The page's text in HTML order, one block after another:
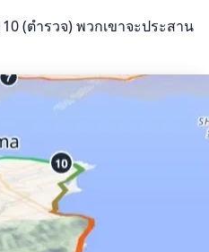
(ตำรวจ) พวกเขาจะประสาน